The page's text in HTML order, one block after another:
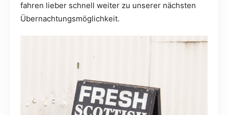
fahren lieber schnell weiter zu unserer nächsten
Übernachtungsmöglichkeit.